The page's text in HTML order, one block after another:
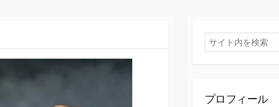
検
索
プロフィール